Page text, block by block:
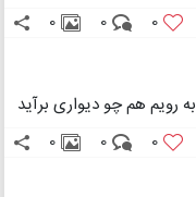
0
0
0
به رویم هم چو دیواری برآید
0
0
0